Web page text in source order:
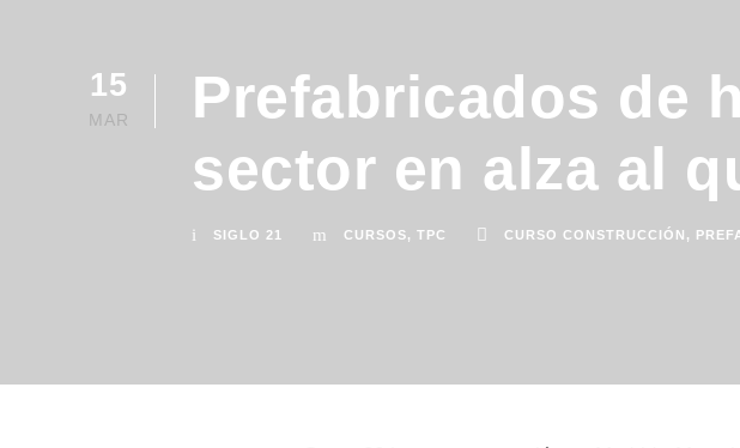
15
MAR
Prefabricados de
sector en alza al
SIGLO 21 CURSOS, TPC CURSO CONSTRUCCIÓN ,